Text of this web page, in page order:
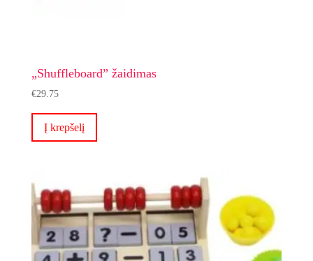
„Shuffleboard” žaidimas
€29.75
Į krepšelį